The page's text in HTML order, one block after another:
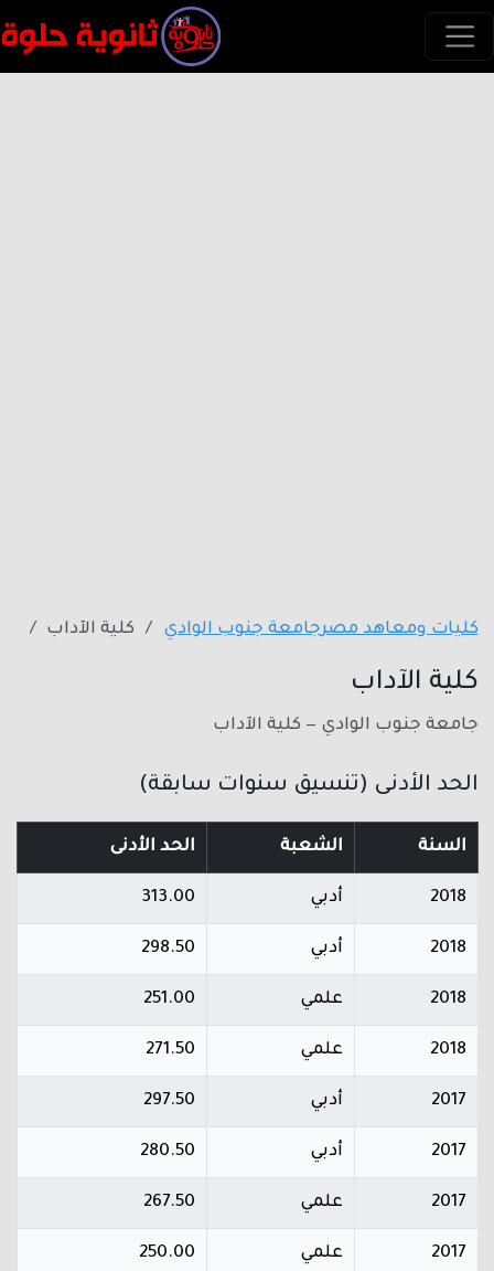
كليات ومعاهد مصرجامعة جنوب الوادي كلية الآداب
كلية الآداب
جامعة جنوب الوادي — كلية الآداب
الحد الأدنى (تنسيق سنوات سابقة)
السنة الشعبة الحد الأدنى
2018 أدبي 313.00
2018 أدبي 298.50
2018 علمي 251.00
2018 علمي 271.50
2017 أدبي 297.50
2017 أدبي 280.50
2017 علمي 267.50
2017 علمي 250.00